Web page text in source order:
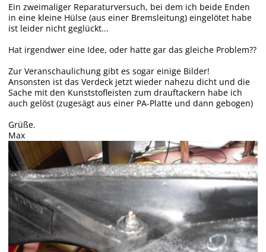
Ein zweimaliger Reparaturversuch, bei dem ich beide Enden
in eine kleine Hülse (aus einer Bremsleitung) eingelötet habe
ist leider nicht geglückt...
Hat irgendwer eine Idee, oder hatte gar das gleiche Problem??
Zur Veranschaulichung gibt es sogar einige Bilder!
Ansonsten ist das Verdeck jetzt wieder nahezu dicht und die
Sache mit den Kunststofleisten zum drauftackern habe ich
auch gelöst (zugesägt aus einer PA-Platte und dann gebogen)
Grüße.
Max